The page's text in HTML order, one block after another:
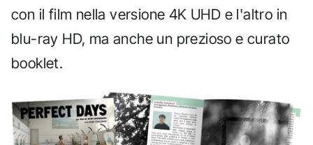
con il film nella versione 4K UHD e l'altro in
blu-ray HD, ma anche un prezioso e curato
booklet.